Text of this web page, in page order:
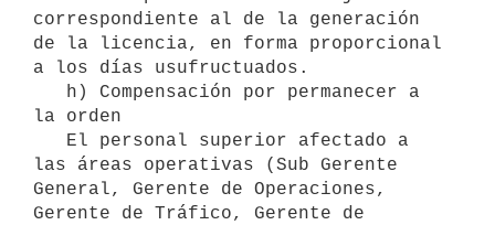
correspondiente al de la generación
de la licencia, en forma proporcional
a los días usufructuados.
la orden
las áreas operativas (Sub Gerente
General, Gerente de Operaciones,
Gerente de Tráfico, Gerente de